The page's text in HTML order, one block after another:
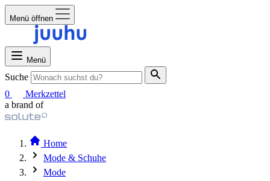
Menü öffnen
Menü
Suche
0
Merkzettel
a brand of
Home
Mode & Schuhe
Mode